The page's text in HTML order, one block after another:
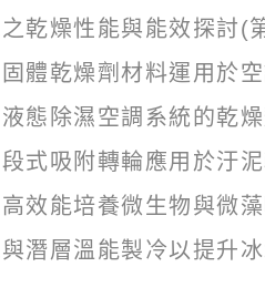
乾燥性能與能效探討(
體乾燥劑材料運用於
態除濕空調系統的乾
式吸附轉輪應用於汙
效能培養微生物與微
潛層溫能製冷以提升